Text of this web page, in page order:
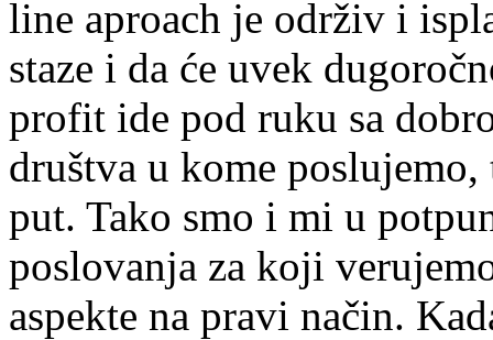
line aproach je održiv i
staze i da će uvek
profit ide pod ruku sa
društva u kome
put. Tako smo i mi u
poslovanja za koji
aspekte na pravi način.